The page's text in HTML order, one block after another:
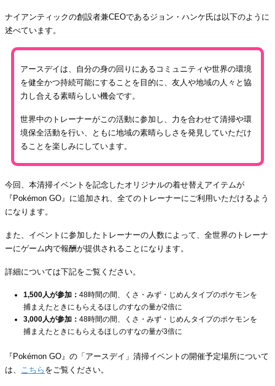
ナイアンティックの創設者兼CEOであるジョン・ハンケ氏は以下のように
述べています。
アースデイは、自分の身の回りにあるコミュニティや世界の環境
を健全かつ持続可能にすることを目的に、友人や地域の人々と協
力し合える素晴らしい機会です。
世界中のトレーナーがこの活動に参加し、力を合わせて清掃や環
境保全活動を行い、ともに地域の素晴らしさを発見していただけ
ることを楽しみにしています。
今回、本清掃イベントを記念したオリジナルの着せ替えアイテムが
『Pokémon GO』に追加され、全てのトレーナーにご利用いただけるよう
になります。
また、イベントに参加したトレーナーの人数によって、全世界のトレーナ
ーにゲーム内で報酬が提供されることになります。
詳細については下記をご覧ください。
1,500人が参加： 48時間の間、くさ・みず・じめんタイプのポケモンを
捕まえたときにもらえるほしのすなの量が2倍に
3,000人が参加： 48時間の間、くさ・みず・じめんタイプのポケモンを
捕まえたときにもらえるほしのすなの量が3倍に
『Pokémon GO』の「アースデイ」清掃イベントの開催予定場所について
は、
こちら をご覧ください。